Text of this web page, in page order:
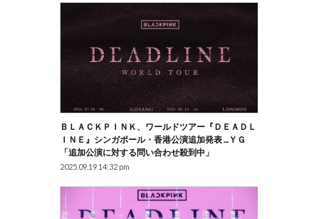
ＢＬＡＣＫＰＩＮＫ、ワールドツアー『ＤＥＡＤＬ
ＩＮＥ』シンガポール・香港公演追加発表 …ＹＧ
「追加公演に対する問い合わせ殺到中」
2025.09.19 14:32 pm